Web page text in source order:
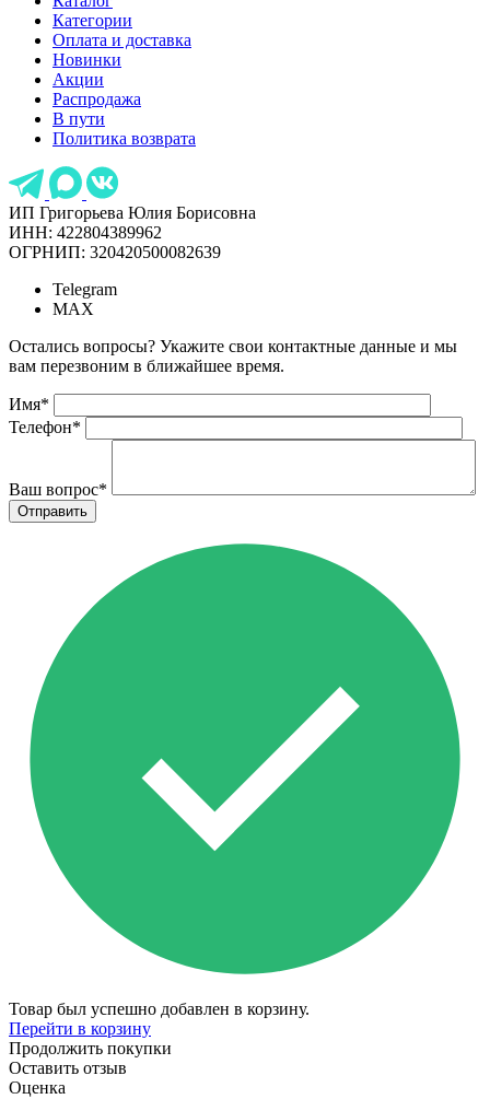
Категории
Оплата и доставка
Новинки
Акции
Распродажа
В пути
Политика возврата
ИП Григорьева Юлия Борисовна
ИНН: 422804389962
ОГРНИП: 320420500082639
Telegram
MAX
Остались вопросы? Укажите свои контактные данные и мы
вам перезвоним в ближайшее время.
Имя*
Телефон*
Ваш вопрос*
Товар был успешно добавлен в корзину.
Перейти в корзину
Продолжить покупки
Оставить отзыв
Оценка